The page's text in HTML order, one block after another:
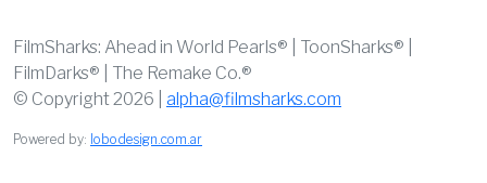
FilmSharks: Ahead in World Pearls® | ToonSharks® |
FilmDarks® | The Remake Co.®
© Copyright 2026 | alpha@filmsharks.com
Powered by: lobodesign.com.ar